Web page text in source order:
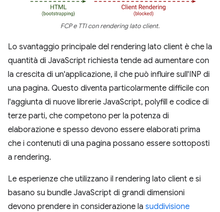
FCP e TTI con rendering lato client.
Lo svantaggio principale del rendering lato client è che la
quantità di JavaScript richiesta tende ad aumentare con
la crescita di un'applicazione, il che può influire sull'INP di
una pagina. Questo diventa particolarmente difficile con
l'aggiunta di nuove librerie JavaScript, polyfill e codice di
terze parti, che competono per la potenza di
elaborazione e spesso devono essere elaborati prima
che i contenuti di una pagina possano essere sottoposti
a rendering.
Le esperienze che utilizzano il rendering lato client e si
basano su bundle JavaScript di grandi dimensioni
devono prendere in considerazione la suddivisione